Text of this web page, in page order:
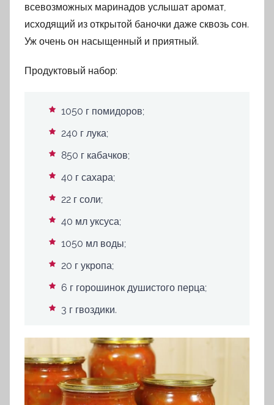
всевозможных маринадов услышат аромат,
исходящий из открытой баночки даже сквозь сон.
Уж очень он насыщенный и приятный.
Продуктовый набор:
1050 г помидоров;
240 г лука;
850 г кабачков;
40 г сахара;
22 г соли;
40 мл уксуса;
1050 мл воды;
20 г укропа;
6 г горошинок душистого перца;
3 г гвоздики.